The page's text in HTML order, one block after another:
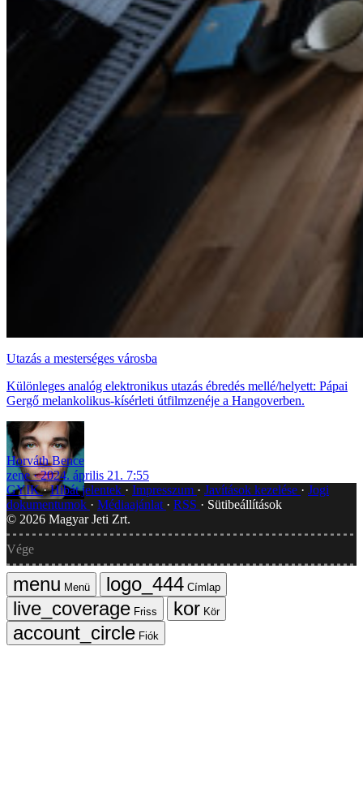
Utazás a mesterséges városba
Különleges analóg elektronikus utazás ébredés mellé/helyett: Pápai
Gergő melankolikus-kísérleti útfilmzenéje a Hangoverben.
Horváth Bence
zene
2024. április 21. 7:55
GYIK Hibát jelentek Impresszum Javítások kezelése
Jogi
dokumentumok
Médiaajánlat RSS
Sütibeállítások
© 2026 Magyar Jeti Zrt.
Vége
Menü
Címlap
Friss
Kör
Fiók